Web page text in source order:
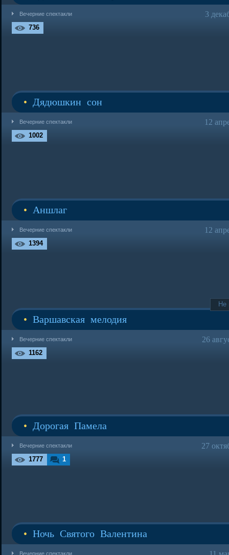
3
Вечерние спектакли
736
• Дядюшкин сон
12
Вечерние спектакли
1002
• Аншлаг
12
Вечерние спектакли
1394
Не
• Варшавская мелодия
26
Вечерние спектакли
1162
• Дорогая Памела
27
Вечерние спектакли
1777 1
• Ночь Святого Валентина
Вечерние спектакли